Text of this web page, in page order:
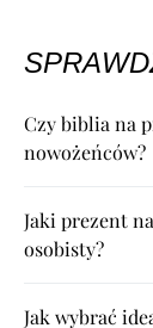
Czy biblia na
nowożeńców?
Jaki prezent
osobisty?
Jak wybrać